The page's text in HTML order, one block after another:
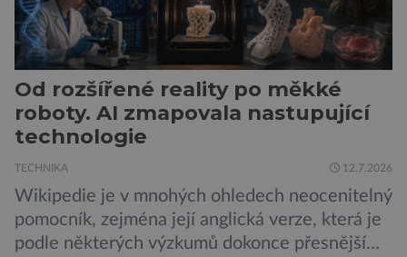
Od rozšířené reality po měkké
roboty. AI zmapovala nastupující
technologie
TECHNIKA 12.7.2026
Wikipedie je v mnohých ohledech neocenitelný
pomocník, zejména její anglická verze, která je
podle některých výzkumů dokonce přesnější